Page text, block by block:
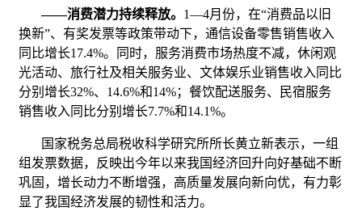
——消费潜力持续释放。 1—4月份，在“消费品以旧
换新”、有奖发票等政策带动下，通信设备零售销售收入
同比增长17.4%。同时，服务消费市场热度不减，休闲观
光活动、旅行社及相关服务业、文体娱乐业销售收入同比
分别增长32%、14.6%和14%；餐饮配送服务、民宿服务
销售收入同比分别增长7.7%和14.1%。
国家税务总局税收科学研究所所长黄立新表示，一组
组发票数据，反映出今年以来我国经济回升向好基础不断
巩固，增长动力不断增强，高质量发展向新向优，有力彰
显了我国经济发展的韧性和活力。